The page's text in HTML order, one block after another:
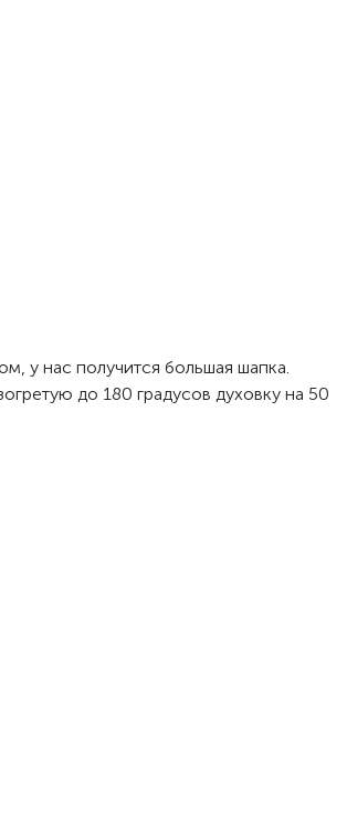
у нас получится большая шапка.
до 180 градусов духовку на 50